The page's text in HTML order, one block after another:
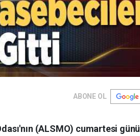
ABONE OL
(ALSMO) cumartesi günü